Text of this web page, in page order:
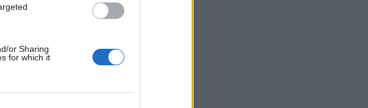
or Sharing
for which it
τα